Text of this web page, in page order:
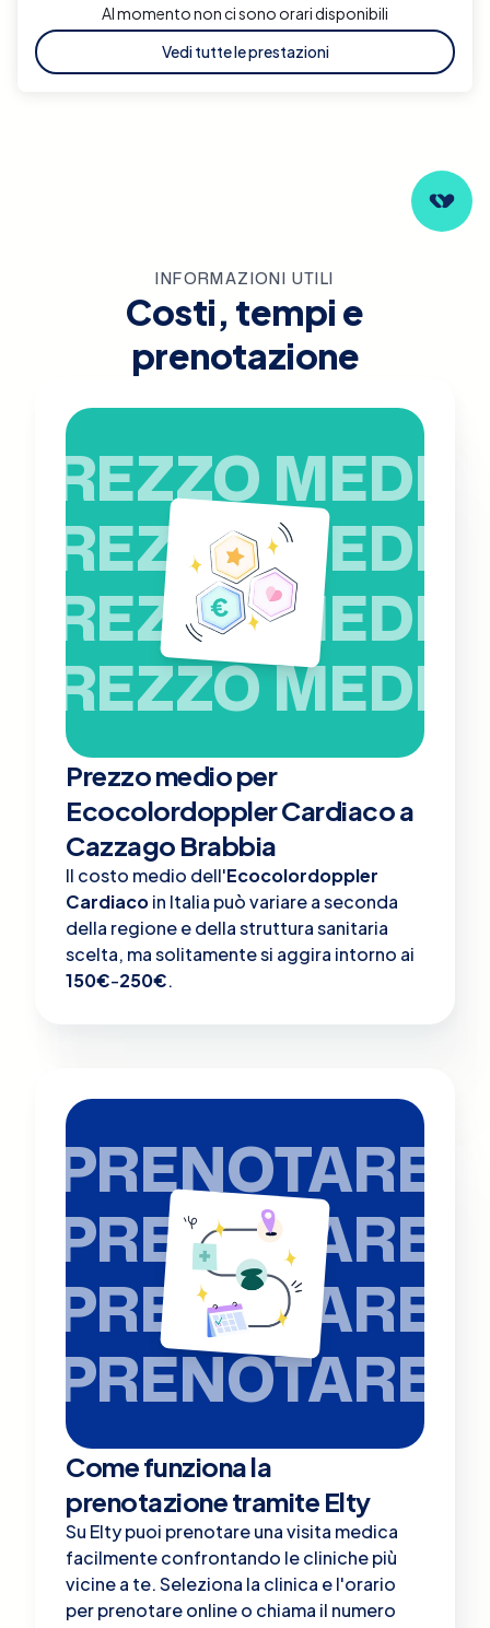
Al momento non ci sono orari disponibili
Vedi tutte le prestazioni
INFORMAZIONI UTILI
Costi, tempi e
prenotazione
PREZZO MEDIO
PREZZO MEDIO
PREZZO MEDIO
PREZZO MEDIO
Prezzo medio per
Ecocolordoppler Cardiaco a
Cazzago Brabbia
Il costo medio dell'Ecocolordoppler
Cardiacoin Italia può variare a seconda
della regione e della struttura sanitaria
scelta, ma solitamente si aggira intorno ai
150€-250€.
PRENOTARE
PRENOTARE
PRENOTARE
PRENOTARE
Come funziona la
prenotazione tramite Elty
Su Elty puoi prenotare una visita medica
facilmente confrontando le cliniche più
vicine a te. Seleziona la clinica e l'orario
per prenotare online o chiama il numero